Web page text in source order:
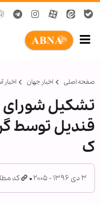
صفحه اصلی اخبار جهان اخبار
تشکیل شورای
قندیل توسط
ک
۳ دی ۱۳۹۶ - ۲۰:۰۵ کد مطلب: